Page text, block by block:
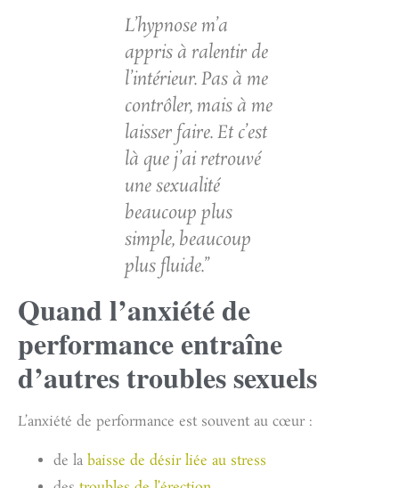
L’hypnose m’a
appris à ralentir de
l’intérieur. Pas à me
contrôler, mais à me
laisser faire. Et c’est
là que j’ai retrouvé
une sexualité
beaucoup plus
simple, beaucoup
plus fluide.”
Quand l’anxiété de
performance entraîne
d’autres troubles sexuels
L’anxiété de performance est souvent au cœur :
de la baisse de désir liée au stress